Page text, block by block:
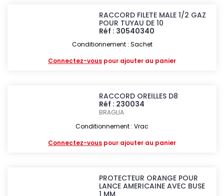
RACCORD FILETE MALE 1/2 GAZ
POUR TUYAU DE 10
Réf : 30540340
Conditionnement : Sachet
Connectez-vous pour ajouter au panier
RACCORD OREILLES D8
Réf : 230034
BRAGLIA
Conditionnement : Vrac
Connectez-vous pour ajouter au panier
PROTECTEUR ORANGE POUR
LANCE AMERICAINE AVEC BUSE
1 MM